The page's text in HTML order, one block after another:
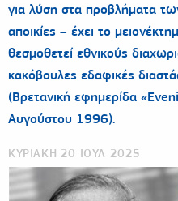
για λύση στα προβλήματα
αποικίες – έχει το
θεσμοθετεί εθνικούς
κακόβουλες εδαφικές
(Βρετανική εφημερίδα
Αυγούστου 1996).
ΚΥΡΙΑΚΗ 20 ΙΟΥΛ 2025